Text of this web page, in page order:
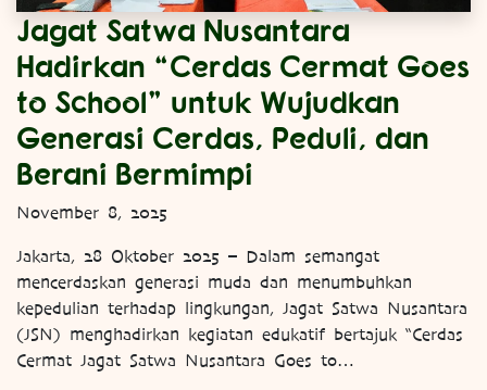
Jagat Satwa Nusantara
Hadirkan “Cerdas Cermat Goes
to School” untuk Wujudkan
Generasi Cerdas, Peduli, dan
Berani Bermimpi
November 8, 2025
Jakarta, 28 Oktober 2025 – Dalam semangat
mencerdaskan generasi muda dan menumbuhkan
kepedulian terhadap lingkungan, Jagat Satwa Nusantara
(JSN) menghadirkan kegiatan edukatif bertajuk “Cerdas
Cermat Jagat Satwa Nusantara Goes to…